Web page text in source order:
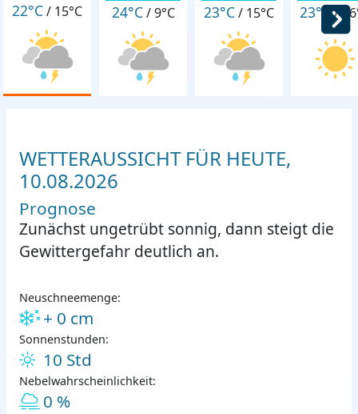
22°C/ 15°C 24°C/9°C 23°C/ 15°C 23°C /
WETTERAUSSICHT FÜR HEUTE,
10.08.2026
Prognose
Zunächst ungetrübt sonnig, dann steigt die
Gewittergefahr deutlich an.
Neuschneemenge:
+ 0 cm
Sonnenstunden:
10 Std
Nebelwahrscheinlichkeit:
0 %